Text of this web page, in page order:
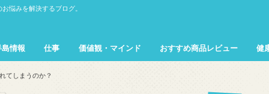
悩みを解決するブログ。
情報 仕事 価値観・マインド おすすめ商品レビュー 健
てしまうのか？